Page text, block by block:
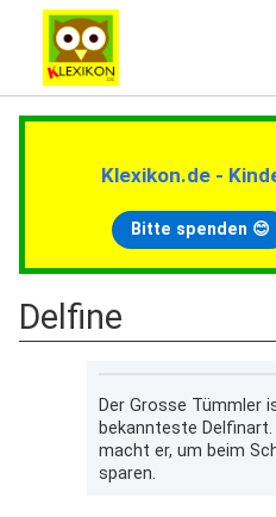
Klexikon.de -
Bitte spenden 😊
Delfine
Der Grosse Tümmler
bekannteste Delfinart.
macht er, um beim
sparen.